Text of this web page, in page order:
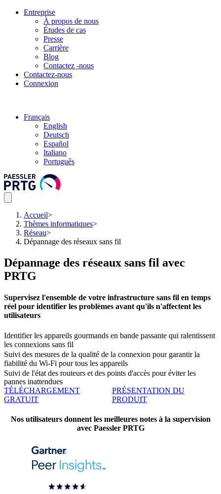
Entreprise
À propos de nous
Études de cas
Presse
Carrière
Blog
Contactez -nous
Contactez-nous
Connexion
Français
English
Deutsch
Español
Italiano
Português
Accueil>
Thèmes informatiques>
Réseau>
Dépannage des réseaux sans fil
Dépannage des réseaux sans fil avec
PRTG
Supervisez l'ensemble de votre infrastructure sans fil en temps
réel pour identifier les problèmes avant qu'ils n'affectent les
utilisateurs
Identifier les appareils gourmands en bande passante qui ralentissent
les connexions sans fil
Suivi des mesures de la qualité de la connexion pour garantir la
fiabilité du Wi-Fi pour tous les appareils
Suivi de l'état des routeurs et des points d'accès pour éviter les
pannes inattendues
TÉLÉCHARGEMENT
GRATUIT
PRÉSENTATION DU
PRODUIT
Nos utilisateurs donnent les meilleures notes à la supervision
avec Paessler PRTG